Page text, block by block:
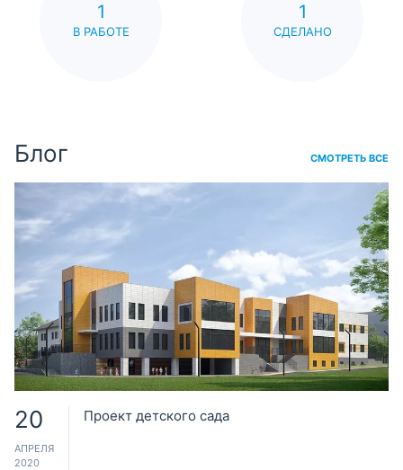
1
В РАБОТЕ
1
СДЕЛАНО
Блог СМОТРЕТЬ ВСЕ
20
АПРЕЛЯ
2020
Проект детского сада